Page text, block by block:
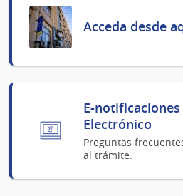
Acceda desde
E-
Electrónico
Preguntas
al trámite.